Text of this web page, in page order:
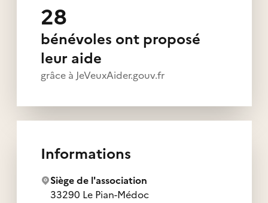
28
bénévoles ont proposé
leur aide
grâce à JeVeuxAider.gouv.fr
Informations
Siège de l'association
33290 Le Pian-Médoc